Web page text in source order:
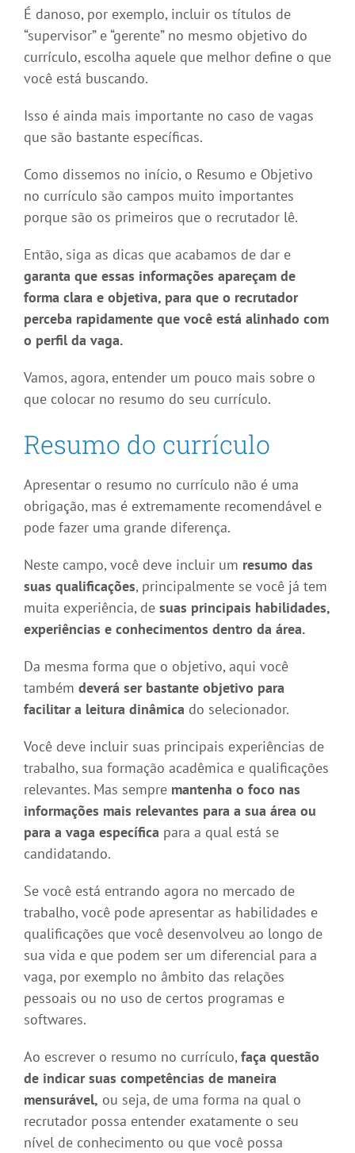
É danoso, por exemplo, incluir os títulos de
“supervisor” e “gerente” no mesmo objetivo do
currículo, escolha aquele que melhor define o que
você está buscando.
Isso é ainda mais importante no caso de vagas
que são bastante específicas.
Como dissemos no início, o Resumo e Objetivo
no currículo são campos muito importantes
porque são os primeiros que o recrutador lê.
Então, siga as dicas que acabamos de dar e
garanta que essas informações apareçam de
forma clara e objetiva, para que o recrutador
perceba rapidamente que você está alinhado com
o perfil da vaga.
Vamos, agora, entender um pouco mais sobre o
que colocar no resumo do seu currículo.
Resumo do currículo
Apresentar o resumo no currículo não é uma
obrigação, mas é extremamente recomendável e
pode fazer uma grande diferença.
Neste campo, você deve incluir um resumo das
suas qualificações, principalmente se você já tem
muita experiência, de suas principais habilidades,
experiências e conhecimentos dentro da área.
Da mesma forma que o objetivo, aqui você
também deverá ser bastante objetivo para
facilitar a leitura dinâmica do selecionador.
Você deve incluir suas principais experiências de
trabalho, sua formação acadêmica e qualificações
relevantes. Mas sempre mantenha o foco nas
informações mais relevantes para a sua área ou
para a vaga específica para a qual está se
candidatando.
Se você está entrando agora no mercado de
trabalho, você pode apresentar as habilidades e
qualificações que você desenvolveu ao longo de
sua vida e que podem ser um diferencial para a
vaga, por exemplo no âmbito das relações
pessoais ou no uso de certos programas e
softwares.
Ao escrever o resumo no currículo, faça questão
de indicar suas competências de maneira
mensurável, ou seja, de uma forma na qual o
recrutador possa entender exatamente o seu
nível de conhecimento ou que você possa